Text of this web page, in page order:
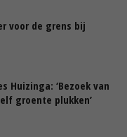
voor de grens bij
Huizinga: ‘Bezoek van
groente plukken’